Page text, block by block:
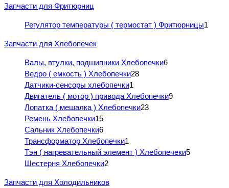
Запчасти для Фритюрниц
Регулятор температуры ( термостат ) Фритюрницы1
Запчасти для Хлебопечек
Валы, втулки, подшипники Хлебопечки6
Ведро ( емкость ) Хлебопечки28
Датчики-сенсоры хлебопечки1
Двигатель ( мотор ) привода Хлебопечки9
Лопатка ( мешалка ) Хлебопечки23
Ремень Хлебопечки15
Сальник Хлебопечки6
Трансформатор Хлебопечки1
Тэн ( нагревательный элемент ) Хлебопечеки5
Шестерня Хлебопечки2
Запчасти для Холодильников